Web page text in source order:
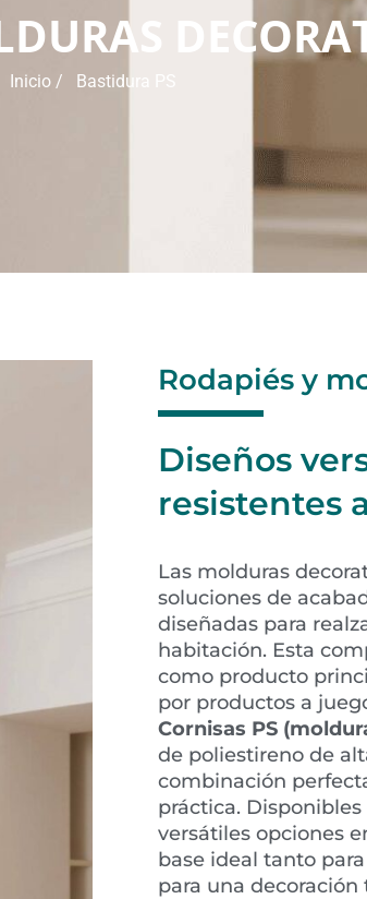
Inicio/ Bastidura PS
Rodapiés y
Diseños
resistentes
Las molduras
soluciones de
diseñadas para
habitación. Esta
como producto
por productos a
Cornisas PS
de poliestireno de
combinación
práctica.
versátiles opciones
base ideal tanto
para una